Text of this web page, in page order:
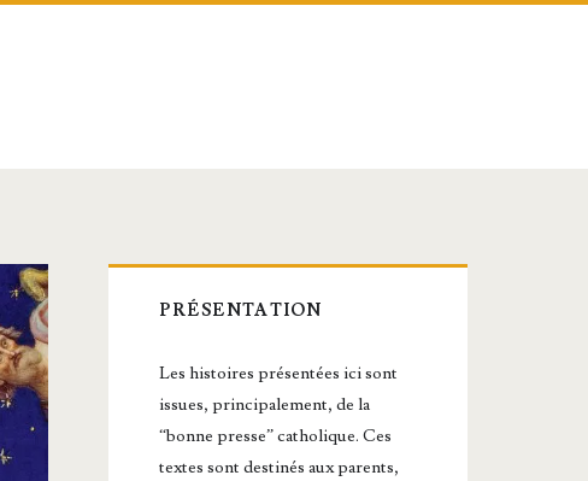
Barre
latérale
principale
PRÉSENTATION
Les histoires présentées ici sont
issues, principalement, de la
“bonne presse” catholique. Ces
textes sont destinés aux parents,